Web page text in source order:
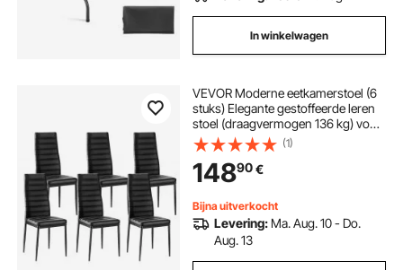
In winkelwagen
VEVOR Moderne eetkamerstoel (6
stuks) Elegante gestoffeerde leren
stoel (draagvermogen 136 kg) voor
eettafels, ruimtebesparende
keukentafelstoel met dikke kussens
en metalen poten, witte
cafetariastoel
(1)
14890€
Bijna uitverkocht
Levering: Ma. Aug. 10 - Do.
Aug. 13